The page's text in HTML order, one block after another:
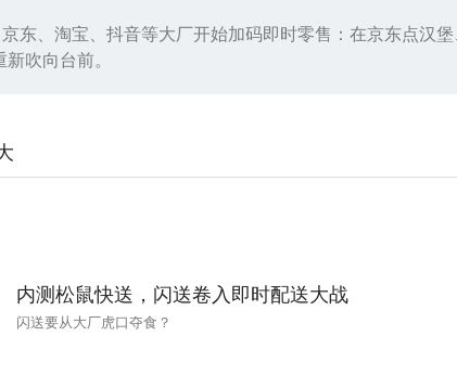
东、淘宝、抖音等大厂开始加码即时零售：在京东点汉
吹向台前。
内测松鼠快送，闪送卷入即时配送大战
闪送要从大厂虎口夺食？